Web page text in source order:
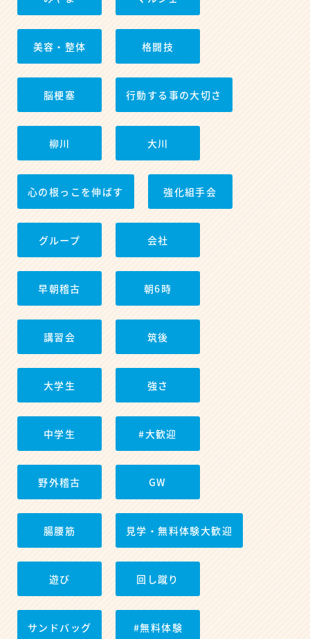
美容・整体 格闘技
脳梗塞 行動する事の大切さ
柳川 大川
心の根っこを伸ばす 強化組手会
グループ 会社
早朝稽古 朝6時
講習会 筑後
大学生 強さ
中学生 #大歓迎
野外稽古 GW
腸腰筋 見学・無料体験大歓迎
遊び 回し蹴り
サンドバッグ #無料体験